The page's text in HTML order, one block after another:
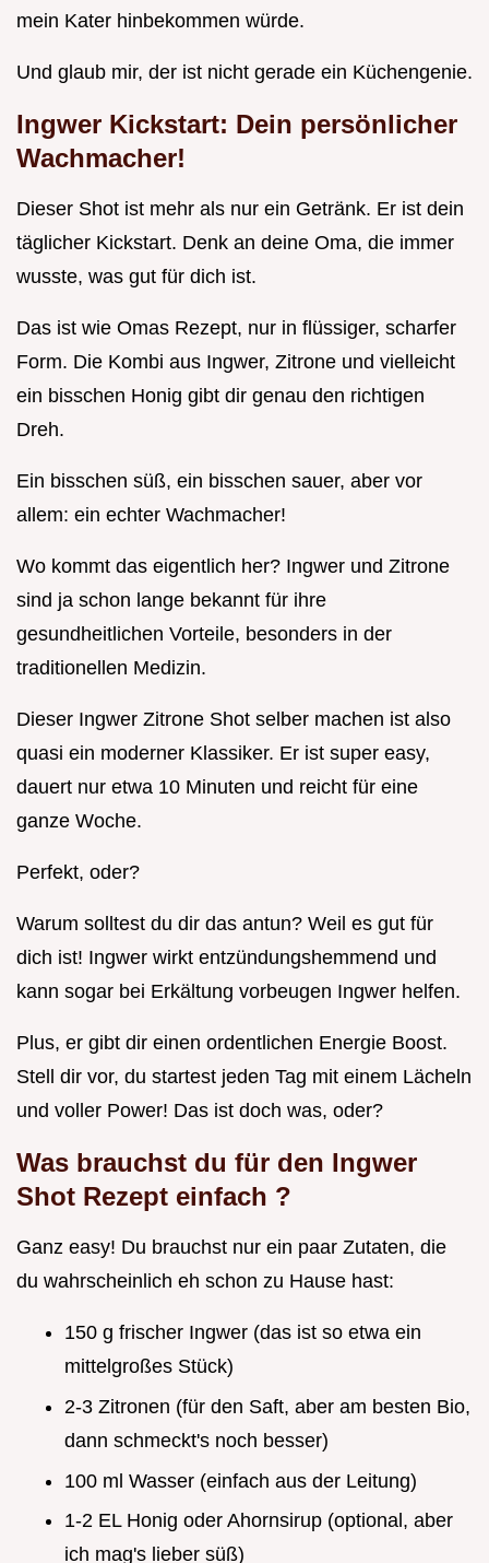
mein Kater hinbekommen würde.
Und glaub mir, der ist nicht gerade ein Küchengenie.
Ingwer Kickstart: Dein persönlicher
Wachmacher!
Dieser Shot ist mehr als nur ein Getränk. Er ist dein
täglicher Kickstart. Denk an deine Oma, die immer
wusste, was gut für dich ist.
Das ist wie Omas Rezept, nur in flüssiger, scharfer
Form. Die Kombi aus Ingwer, Zitrone und vielleicht
ein bisschen Honig gibt dir genau den richtigen
Dreh.
Ein bisschen süß, ein bisschen sauer, aber vor
allem: ein echter Wachmacher!
Wo kommt das eigentlich her? Ingwer und Zitrone
sind ja schon lange bekannt für ihre
gesundheitlichen Vorteile, besonders in der
traditionellen Medizin.
Dieser Ingwer Zitrone Shot selber machen ist also
quasi ein moderner Klassiker. Er ist super easy,
dauert nur etwa 10 Minuten und reicht für eine
ganze Woche.
Perfekt, oder?
Warum solltest du dir das antun? Weil es gut für
dich ist! Ingwer wirkt entzündungshemmend und
kann sogar bei Erkältung vorbeugen Ingwer helfen.
Plus, er gibt dir einen ordentlichen Energie Boost.
Stell dir vor, du startest jeden Tag mit einem Lächeln
und voller Power! Das ist doch was, oder?
Was brauchst du für den Ingwer
Shot Rezept einfach ?
Ganz easy! Du brauchst nur ein paar Zutaten, die
du wahrscheinlich eh schon zu Hause hast:
150 g frischer Ingwer (das ist so etwa ein
mittelgroßes Stück)
2-3 Zitronen (für den Saft, aber am besten Bio,
dann schmeckt's noch besser)
100 ml Wasser (einfach aus der Leitung)
1-2 EL Honig oder Ahornsirup (optional, aber
ich mag's lieber süß)